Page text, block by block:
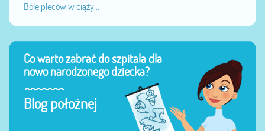
Bóle pleców w ciąży...
Co warto zabrać do szpitala dla
nowo narodzonego dziecka?
Blog położnej